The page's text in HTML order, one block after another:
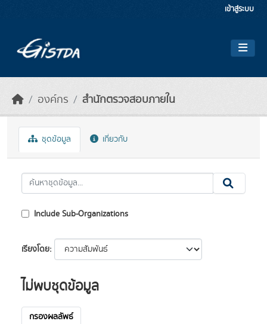
เข้าสู่ระบบ
องค์กร สำนักตรวจสอบภายใน
ชุดข้อมูล เกี่ยวกับ
Include Sub-Organizations
เรียงโดย
ไม่พบชุดข้อมูล
กรองผลลัพธ์